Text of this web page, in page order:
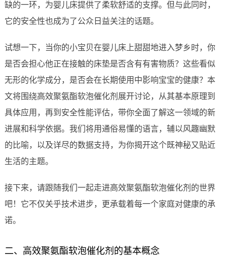
缺的一环，为婴儿床提供了柔软舒适的支撑。但与此同时，
它的安全性也成为了公众日益关注的话题。
试想一下，当你的小宝贝在婴儿床上甜甜地进入梦乡时，你
是否会担心他正在接触的床垫是否含有有害物质？这些看似
无形的化学成分，是否会在长期使用中影响宝宝的健康？本
文将围绕高效聚氨酯软泡催化剂展开讨论，从其基本原理到
具体应用，再到安全性能评估，带你全面了解这一领域的新
进展和科学依据。我们将用通俗易懂的语言，辅以风趣幽默
的比喻，以及详尽的数据支持，为你揭开这个既神秘又贴近
生活的主题。
接下来，请跟随我们一起走进高效聚氨酯软泡催化剂的世界
吧！它不仅关乎技术进步，更承载着每一个家庭对健康的承
诺。
二、高效聚氨酯软泡催化剂的基本概念